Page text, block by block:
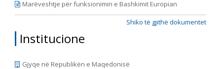
Marëveshtje për funksionimin e Bashkimit Europian
Shiko të gjithë dokumentet
Institucione
Gjyqe në Republikën e Maqedonisë